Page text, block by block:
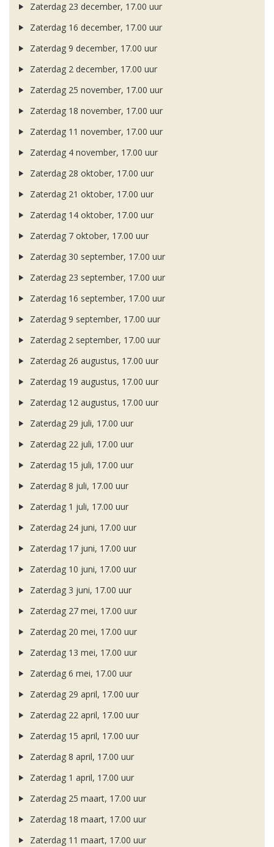
Zaterdag 23 december, 17.00 uur
Zaterdag 16 december, 17.00 uur
Zaterdag 9 december, 17.00 uur
Zaterdag 2 december, 17.00 uur
Zaterdag 25 november, 17.00 uur
Zaterdag 18 november, 17.00 uur
Zaterdag 11 november, 17.00 uur
Zaterdag 4 november, 17.00 uur
Zaterdag 28 oktober, 17.00 uur
Zaterdag 21 oktober, 17.00 uur
Zaterdag 14 oktober, 17.00 uur
Zaterdag 7 oktober, 17.00 uur
Zaterdag 30 september, 17.00 uur
Zaterdag 23 september, 17.00 uur
Zaterdag 16 september, 17.00 uur
Zaterdag 9 september, 17.00 uur
Zaterdag 2 september, 17.00 uur
Zaterdag 26 augustus, 17.00 uur
Zaterdag 19 augustus, 17.00 uur
Zaterdag 12 augustus, 17.00 uur
Zaterdag 29 juli, 17.00 uur
Zaterdag 22 juli, 17.00 uur
Zaterdag 15 juli, 17.00 uur
Zaterdag 8 juli, 17.00 uur
Zaterdag 1 juli, 17.00 uur
Zaterdag 24 juni, 17.00 uur
Zaterdag 17 juni, 17.00 uur
Zaterdag 10 juni, 17.00 uur
Zaterdag 3 juni, 17.00 uur
Zaterdag 27 mei, 17.00 uur
Zaterdag 20 mei, 17.00 uur
Zaterdag 13 mei, 17.00 uur
Zaterdag 6 mei, 17.00 uur
Zaterdag 29 april, 17.00 uur
Zaterdag 22 april, 17.00 uur
Zaterdag 15 april, 17.00 uur
Zaterdag 8 april, 17.00 uur
Zaterdag 1 april, 17.00 uur
Zaterdag 25 maart, 17.00 uur
Zaterdag 18 maart, 17.00 uur
Zaterdag 11 maart, 17.00 uur